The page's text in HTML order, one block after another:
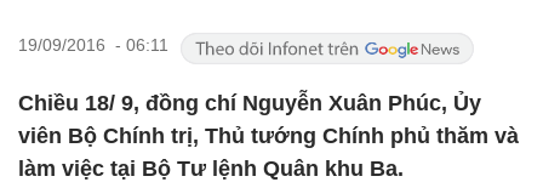
19/09/2016 - 06:11
Chiều 18/ 9, đồng chí Nguyễn Xuân Phúc, Ủy
viên Bộ Chính trị, Thủ tướng Chính phủ thăm và
làm việc tại Bộ Tư lệnh Quân khu Ba.